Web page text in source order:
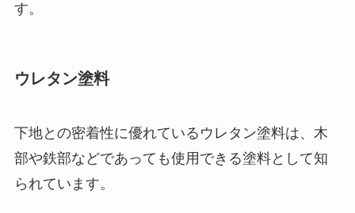
す。
ウレタン塗料
下地との密着性に優れているウレタン塗料は、木
部や鉄部などであっても使用できる塗料として知
られています。